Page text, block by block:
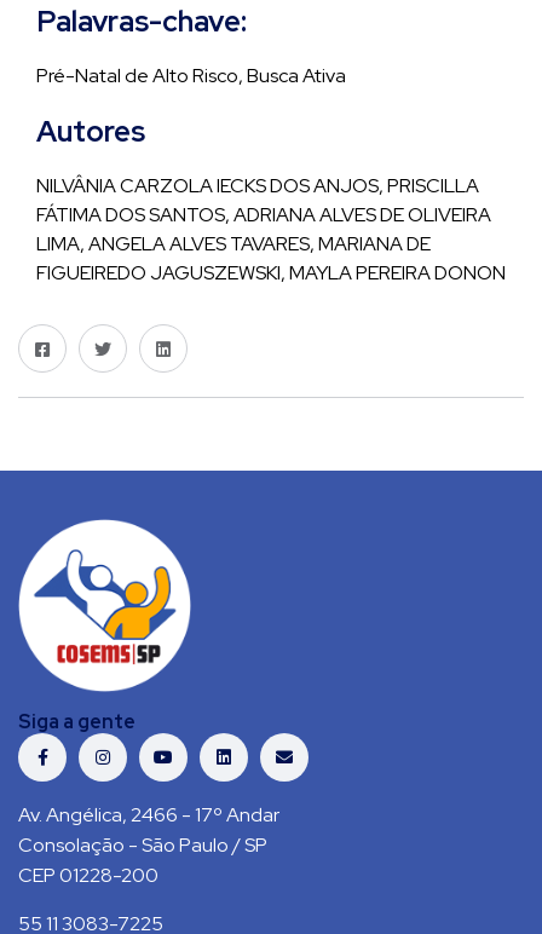
Palavras-chave:
Pré-Natal de Alto Risco, Busca Ativa
Autores
NILVÂNIA CARZOLA IECKS DOS ANJOS, PRISCILLA
FÁTIMA DOS SANTOS, ADRIANA ALVES DE OLIVEIRA
LIMA, ANGELA ALVES TAVARES, MARIANA DE
FIGUEIREDO JAGUSZEWSKI, MAYLA PEREIRA DONON
Siga a gente
Av. Angélica, 2466 - 17º Andar
Consolação - São Paulo / SP
CEP 01228-200
55 11 3083-7225